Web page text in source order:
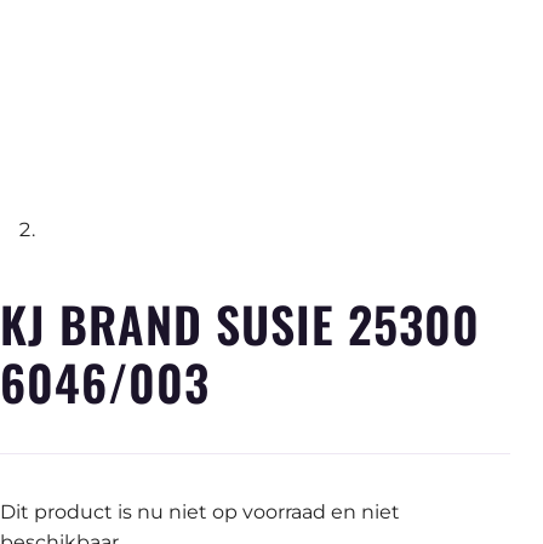
KJ BRAND SUSIE 25300
6046/003
Dit product is nu niet op voorraad en niet